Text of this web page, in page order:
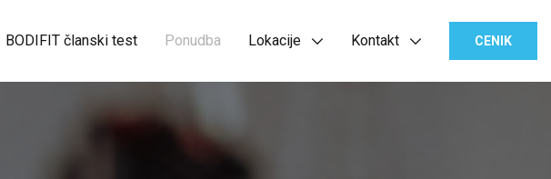
BODIFIT članski test Ponudba Lokacije Kontakt CENIK